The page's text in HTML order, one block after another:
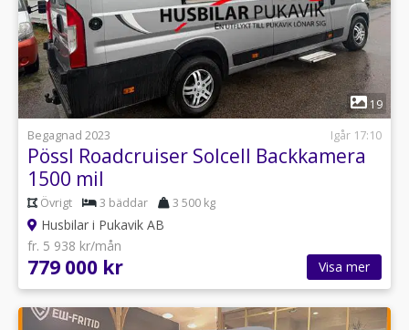
1
19
Begagnad 2023
Igår 17:10
Pössl Roadcruiser Solcell Backkamera
1500 mil
Övrigt 3 bäddar 3 500 kg
Husbilar i Pukavik AB
fr. 5 938 kr/mån
779 000 kr Visa mer